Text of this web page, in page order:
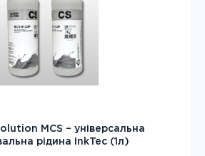
MCS – універсальна
рідина InkTec (1л)